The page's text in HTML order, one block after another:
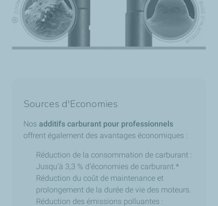
Sources d'Economies
Nos additifs carburant pour professionnels
offrent également des avantages économiques :
Réduction de la consommation de carburant :
Jusqu’à 3,3 % d’économies de carburant.*
Réduction du coût de maintenance et
prolongement de la durée de vie des moteurs.
Réduction des émissions polluantes :